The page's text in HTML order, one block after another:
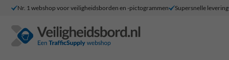
Nr. 1 webshop voor veiligheidsborden en -pictogrammen Supersnelle levering